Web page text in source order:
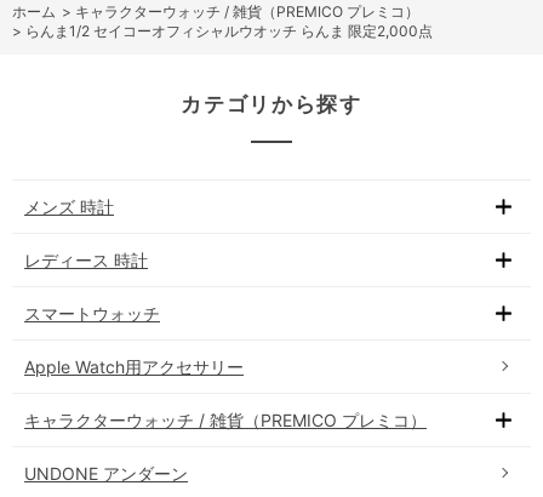
ホーム > キャラクターウォッチ / 雑貨（PREMICO プレミコ）
> らんま1/2 セイコーオフィシャルウオッチ らんま 限定2,000点
カテゴリから探す
メンズ 時計
レディース 時計
スマートウォッチ
Apple Watch用アクセサリー
キャラクターウォッチ / 雑貨（PREMICO プレミコ）
UNDONE アンダーン